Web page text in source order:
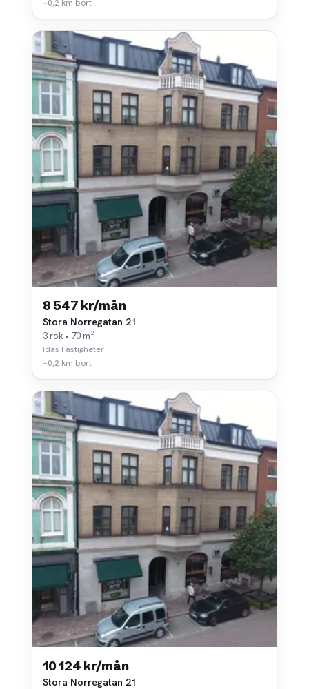
~0,2 km bort
8 547 kr/mån
Stora Norregatan 21
3 rok • 70 m²
Idas Fastigheter
~0,2 km bort
10 124 kr/mån
Stora Norregatan 21